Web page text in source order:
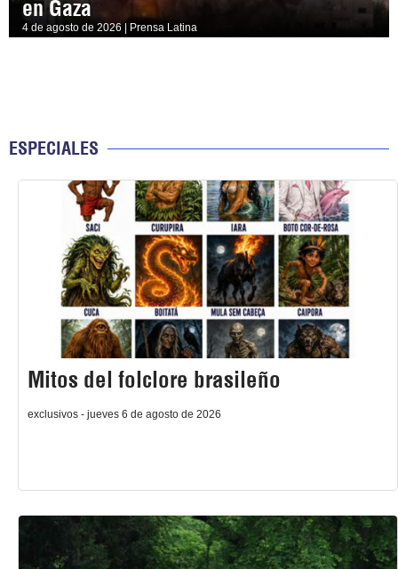
en Gaza
4 de agosto de 2026 | Prensa Latina
ESPECIALES
Mitos del folclore brasileño
exclusivos - jueves 6 de agosto de 2026